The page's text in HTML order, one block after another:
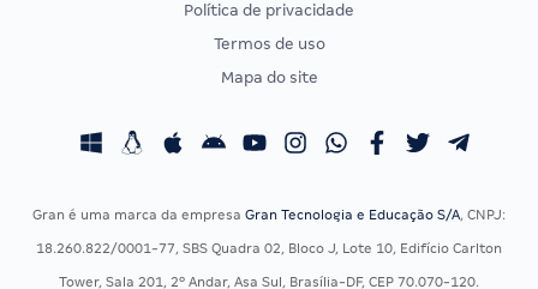
CONCURSOS POR PROFISSÃO
Concursos Fiscais
Concursos Saúde
EXAME DE ORDEM
Calendário OAB
Política de privacidade
Termos de uso
Mapa do site
Gran é uma marca da empresa Gran Tecnologia e Educação S/A, CNPJ:
18.260.822/0001-77, SBS Quadra 02, Bloco J, Lote 10, Edifício Carlton
Tower, Sala 201, 2º Andar, Asa Sul, Brasília-DF, CEP 70.070-120.